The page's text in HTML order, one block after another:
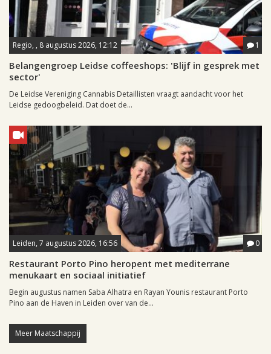
Regio, , 8 augustus 2026, 12:12 1
Belangengroep Leidse coffeeshops: 'Blijf in gesprek met
sector'
De Leidse Vereniging Cannabis Detaillisten vraagt aandacht voor het
Leidse gedoogbeleid. Dat doet de...
Leiden, 7 augustus 2026, 16:56 0
Restaurant Porto Pino heropent met mediterrane
menukaart en sociaal initiatief
Begin augustus namen Saba Alhatra en Rayan Younis restaurant Porto
Pino aan de Haven in Leiden over van de...
Meer Maatschappij